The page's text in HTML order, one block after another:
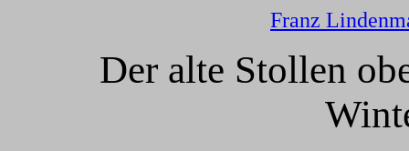
Franz
Der alte Stollen